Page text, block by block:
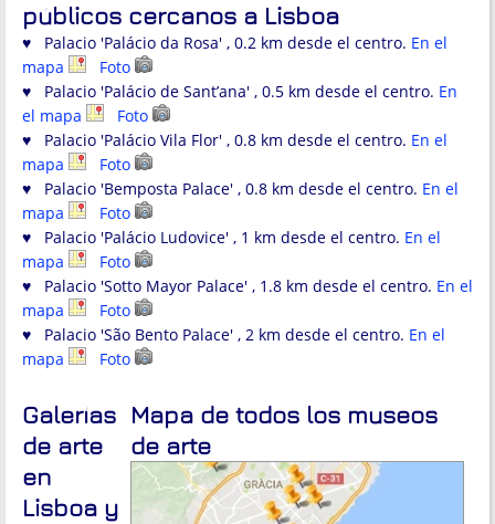
públicos cercanos a Lisboa
♥ Palacio 'Palácio da Rosa' , 0.2 km desde el centro. En el
mapa
Foto
♥ Palacio 'Palácio de Sant’ana' , 0.5 km desde el centro. En
el mapa
Foto
♥ Palacio 'Palácio Vila Flor' , 0.8 km desde el centro. En el
mapa
Foto
♥ Palacio 'Bemposta Palace' , 0.8 km desde el centro. En el
mapa
Foto
♥ Palacio 'Palácio Ludovice' , 1 km desde el centro. En el
mapa
Foto
♥ Palacio 'Sotto Mayor Palace' , 1.8 km desde el centro. En el
mapa
Foto
♥ Palacio 'São Bento Palace' , 2 km desde el centro. En el
mapa
Foto
Mapa de todos los museos
de arte
Galerías
de arte
en
Lisboa y